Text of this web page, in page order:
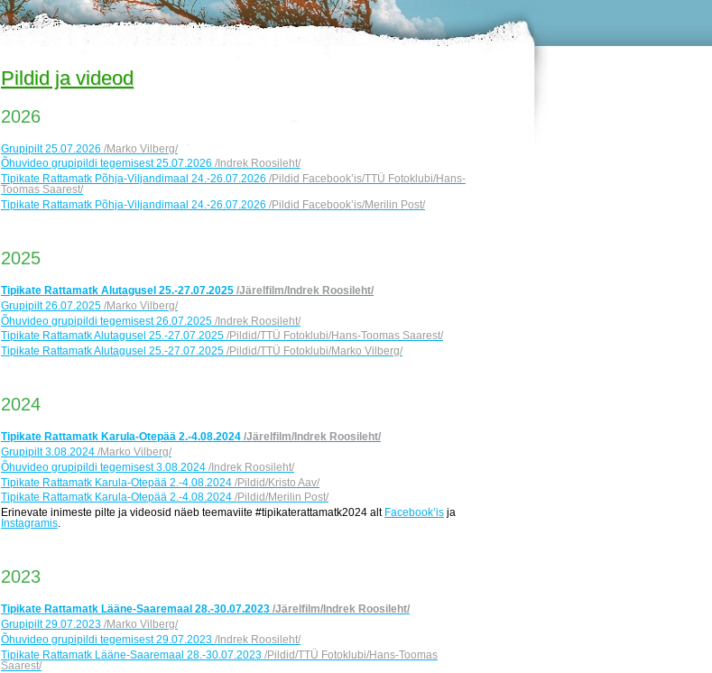
Pildid ja videod
2026
Grupipilt 25.07.2026 /Marko Vilberg/
Õhuvideo grupipildi tegemisest 25.07.2026 /Indrek Roosileht/
Tipikate Rattamatk Põhja-Viljandimaal 24.-26.07.2026 /Pildid Facebook’is/TTÜ Fotoklubi/Hans-
Toomas Saarest/
Tipikate Rattamatk Põhja-Viljandimaal 24.-26.07.2026 /Pildid Facebook’is/Merilin Post/
2025
Tipikate Rattamatk Alutagusel 25.-27.07.2025 /Järelfilm/Indrek Roosileht/
Grupipilt 26.07.2025 /Marko Vilberg/
Õhuvideo grupipildi tegemisest 26.07.2025 /Indrek Roosileht/
Tipikate Rattamatk Alutagusel 25.-27.07.2025 /Pildid/TTÜ Fotoklubi/Hans-Toomas Saarest/
Tipikate Rattamatk Alutagusel 25.-27.07.2025 /Pildid/TTÜ Fotoklubi/Marko Vilberg/
2024
Tipikate Rattamatk Karula-Otepää 2.-4.08.2024 /Järelfilm/Indrek Roosileht/
Grupipilt 3.08.2024 /Marko Vilberg/
Õhuvideo grupipildi tegemisest 3.08.2024 /Indrek Roosileht/
Tipikate Rattamatk Karula-Otepää 2.-4.08.2024 /Pildid/Kristo Aav/
Tipikate Rattamatk Karula-Otepää 2.-4.08.2024 /Pildid/Merilin Post/
Erinevate inimeste pilte ja videosid näeb teemaviite #tipikaterattamatk2024 alt Facebook’is ja
Instagramis.
2023
Tipikate Rattamatk Lääne-Saaremaal 28.-30.07.2023 /Järelfilm/Indrek Roosileht/
Grupipilt 29.07.2023 /Marko Vilberg/
Õhuvideo grupipildi tegemisest 29.07.2023 /Indrek Roosileht/
Tipikate Rattamatk Lääne-Saaremaal 28.-30.07.2023 /Pildid/TTÜ Fotoklubi/Hans-Toomas
Saarest/